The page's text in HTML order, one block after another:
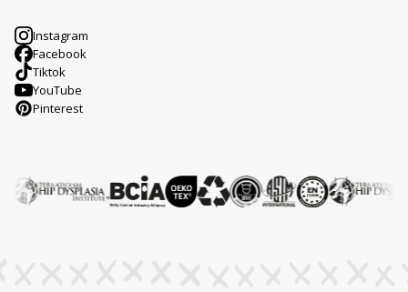
Instagram
Facebook
Tiktok
YouTube
Pinterest